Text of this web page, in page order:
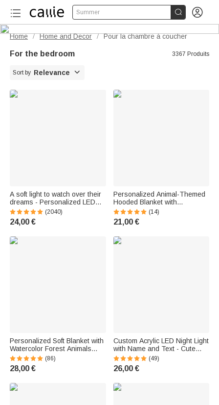
Summer  
Home / Home and Decor / Pour la chambre à coucher
For the bedroom 3367 Produits
Sort by Relevance 
A soft light to watch over their
dreams - Personalized LED
night light with initial, name,
and animal - Gift for children
(2040)
24,00 €
Personalized Animal-Themed
Hooded Blanket with
Embroidered Name - Birthday
Gift for a Newborn Baby
(14)
21,00 €
Personalized Soft Blanket with
Watercolor Forest Animals
Design, Name, and Text -
Birthday Gift for Kids
(86)
28,00 €
Custom Acrylic LED Night Light
with Name and Text - Cute
Animal Design with Wooden
Base - Birthday Gift for Boys
and Girls
(49)
26,00 €